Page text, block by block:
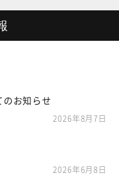
お知らせ
2026年8月7日
2026年6月8日